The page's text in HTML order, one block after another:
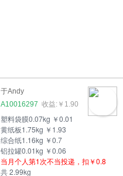
于Andy
A10016297
￥1.90
塑料袋膜0.07kg ￥0.01
黄纸板1.75kg ￥1.93
综合纸1.16kg ￥0.7
铝拉罐0.01kg ￥0.06
当月个人第1次不当投递，扣￥0.8
共 2.99kg